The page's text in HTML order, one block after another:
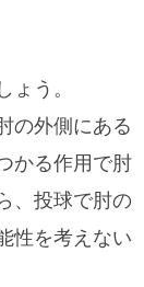
う。
の外側にある
かる作用で肘
、投球で肘の
性を考えない